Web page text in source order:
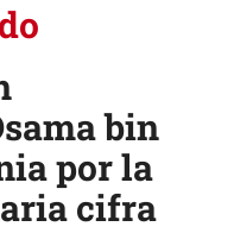
bin
por la
cifra